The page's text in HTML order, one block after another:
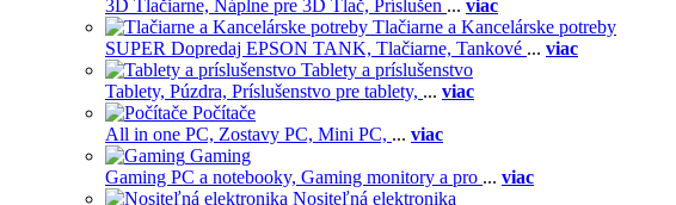
3D Tlačiarne, Náplne pre 3D Tlač, Príslušen ... viac
Tlačiarne a Kancelárske potreby
SUPER Dopredaj EPSON TANK, Tlačiarne, Tankové ... viac
Tablety a príslušenstvo
Tablety, Púzdra, Príslušenstvo pre tablety, ... viac
Počítače
All in one PC, Zostavy PC, Mini PC, ... viac
Gaming
Gaming PC a notebooky, Gaming monitory a pro ... viac
Nositeľná elektronika